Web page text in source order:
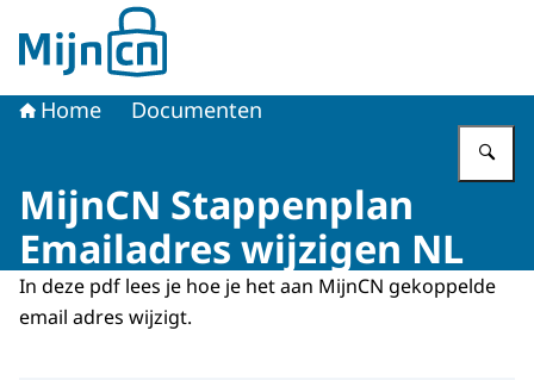
Naar de homepage van MijnCN
Home Documenten
MijnCN Stappenplan
Emailadres wijzigen NL
In deze pdf lees je hoe je het aan MijnCN gekoppelde
email adres wijzigt.